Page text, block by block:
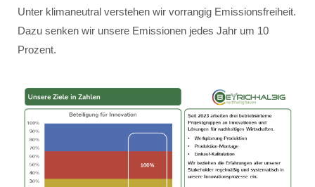
Unter klimaneutral verstehen wir vorrangig Emissionsfreiheit.
Dazu senken wir unsere Emissionen jedes Jahr um 10
Prozent.